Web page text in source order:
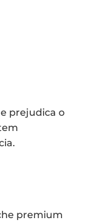
prejudica o
premium